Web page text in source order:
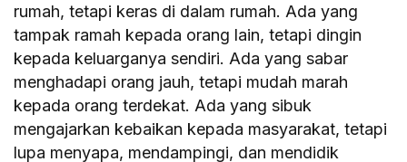
rumah, tetapi keras di dalam rumah. Ada yang
tampak ramah kepada orang lain, tetapi dingin
kepada keluarganya sendiri. Ada yang sabar
menghadapi orang jauh, tetapi mudah marah
kepada orang terdekat. Ada yang sibuk
mengajarkan kebaikan kepada masyarakat, tetapi
lupa menyapa, mendampingi, dan mendidik